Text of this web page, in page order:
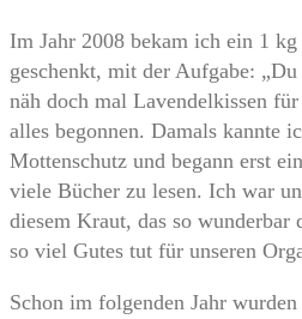
Im Jahr 2008 bekam ich ein 1
geschenkt, mit der Aufgabe:
näh doch mal Lavendelkissen
alles begonnen. Damals kannte
Mottenschutz und begann erst
viele Bücher zu lesen. Ich war
diesem Kraut, das so wunderbar
so viel Gutes tut für unseren
Schon im folgenden Jahr